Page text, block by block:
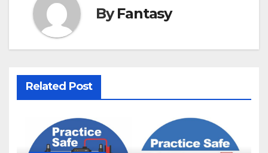
ByFantasy
Related Post